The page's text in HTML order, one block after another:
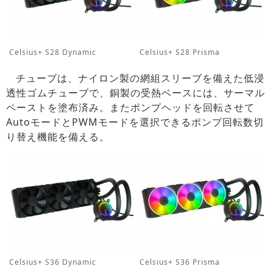
Celsius+ S28 Dynamic Celsius+ S28 Prisma
チューブは、ナイロン製の網組スリーブを備えた低浸
透性ゴムチューブで、銅製の受熱ベースには、サーマル
ペーストを塗布済み。またポンプヘッドを回転させて
AutoモードとPWMモードを選択できるポンプ回転数切
り替え機能を備える。
Celsius+ S36 Dynamic Celsius+ S36 Prisma